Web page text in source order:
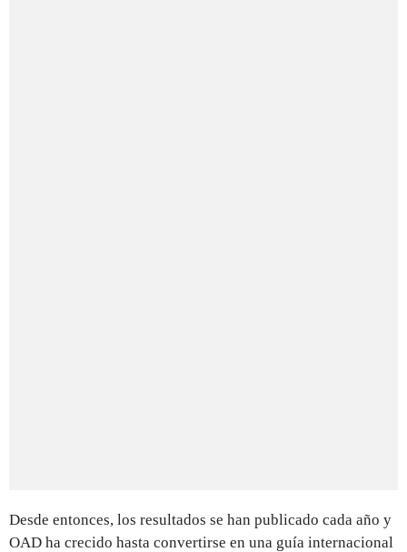
Desde entonces, los resultados se han publicado cada año y
OAD ha crecido hasta convertirse en una guía internacional